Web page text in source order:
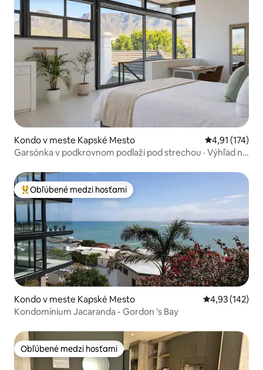
Kondo v meste Kapské Mesto Priemerné
4,91 (174)
Garsónka v podkrovnom podlaží pod strechou · Výhľad na
Najobľúbenejšie medzi hosťami
Obľúbené medzi hosťami
Kondo v meste Kapské Mesto Priemerné
4,93 (142)
Kondomínium Jacaranda - Gordon 's Bay
Obľúbené medzi hosťami
Obľúbené medzi hosťami